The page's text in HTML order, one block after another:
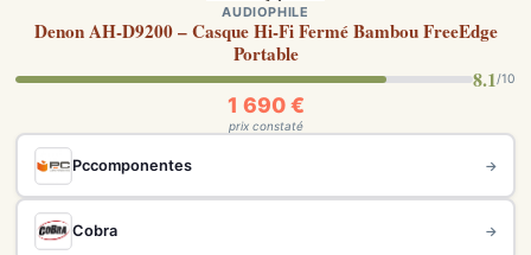
AUDIOPHILE
Denon AH-D9200 – Casque Hi-Fi Fermé Bambou FreeEdge
Portable
8.1/10
1 690 €
prix constaté
Pccomponentes →
Cobra →